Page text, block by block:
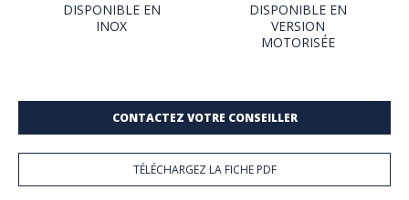
DISPONIBLE EN
INOX
DISPONIBLE EN
VERSION
MOTORISÉE
CONTACTEZ VOTRE CONSEILLER
TÉLÉCHARGEZ LA FICHE PDF